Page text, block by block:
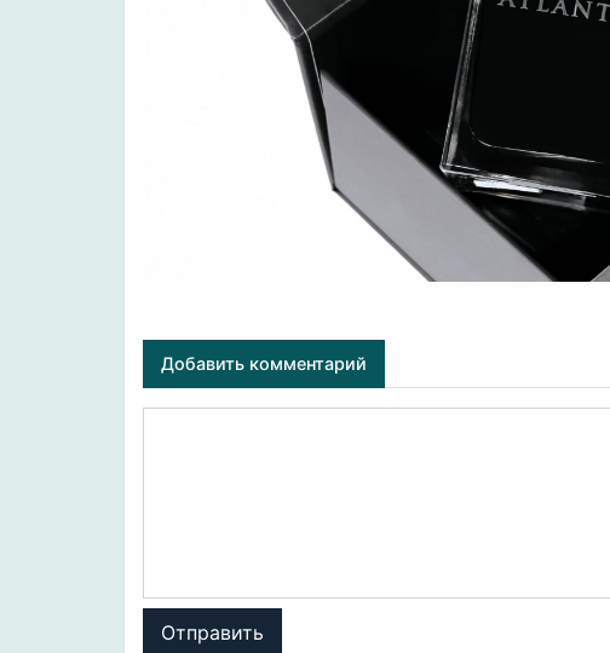
Добавить комментарий
Отправить